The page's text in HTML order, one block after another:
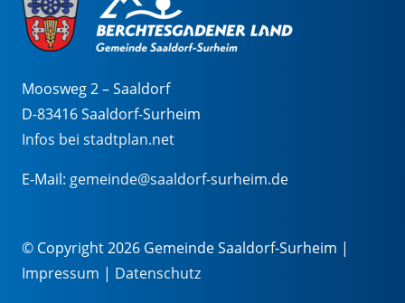
Moosweg 2 – Saaldorf
D-83416 Saaldorf-Surheim
Infos bei stadtplan.net
E-Mail: gemeinde@saaldorf-surheim.de
© Copyright 2026 Gemeinde Saaldorf-Surheim |
Impressum | Datenschutz